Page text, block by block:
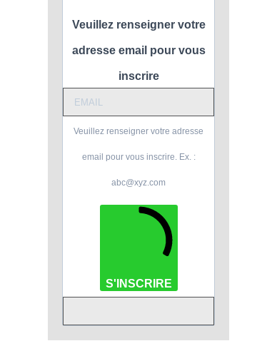
Veuillez renseigner votre
adresse email pour vous
inscrire
Veuillez renseigner votre adresse
email pour vous inscrire. Ex. :
abc@xyz.com
S'INSCRIRE